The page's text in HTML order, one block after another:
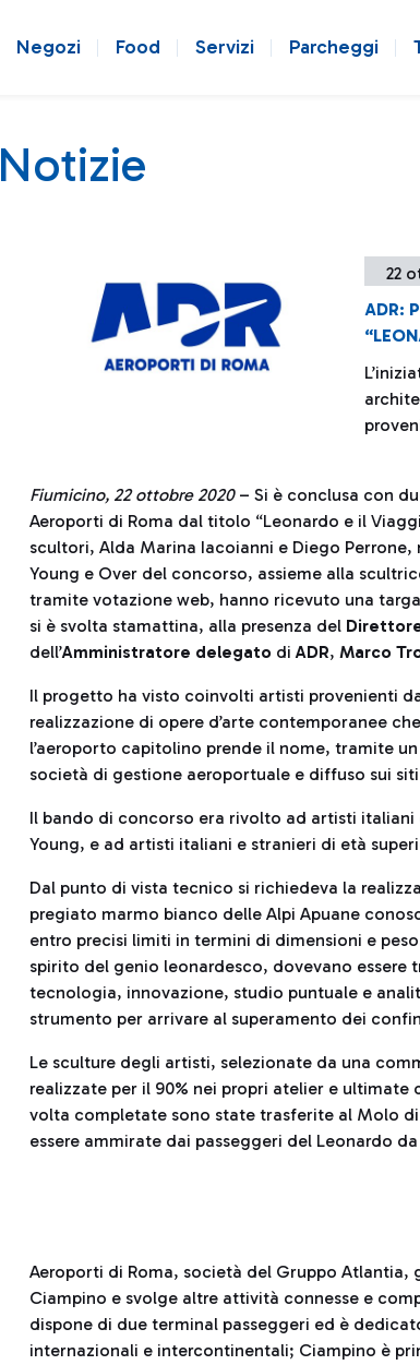
Negozi Food Servizi Parcheggi
Notizie
22
ADR:
Fiumicino, 22 ottobre 2020 – Si è conclusa con
Aeroporti di Roma dal titolo “Leonardo e il
scultori, Alda Marina Iacoianni e Diego
Young e Over del concorso, assieme alla
tramite votazione web, hanno ricevuto una
si è svolta stamattina, alla presenza del
dell’Amministratore delegato diADR, Marco
Il progetto ha visto coinvolti artisti provenienti
realizzazione di opere d’arte contemporanee
l’aeroporto capitolino prende il nome, tramite
società di gestione aeroportuale e diffuso sui
Il bando di concorso era rivolto ad artisti
Young, e ad artisti italiani e stranieri di età
Dal punto di vista tecnico si richiedeva la
pregiato marmo bianco delle Alpi Apuane
entro precisi limiti in termini di dimensioni e
spirito del genio leonardesco, dovevano
tecnologia, innovazione, studio puntuale e
strumento per arrivare al superamento dei
Le sculture degli artisti, selezionate da una
realizzate per il 90% nei propri atelier e
volta completate sono state trasferite al Molo
essere ammirate dai passeggeri del Leonardo
Aeroporti di Roma, società del Gruppo Atlantia,
Ciampino e svolge altre attività connesse e
dispone di due terminal passeggeri ed è
internazionali e intercontinentali; Ciampino è